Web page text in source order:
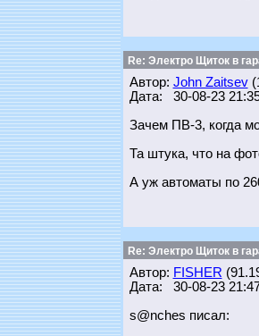
Re: Электро Щиток в
Автор: John Zaitsev
Дата: 30-08-23
Зачем ПВ-3, когда
Та штука, что на
А уж автоматы по
Re: Электро Щиток в
Автор: FISHER
Дата: 30-08-23
s@nches писал: